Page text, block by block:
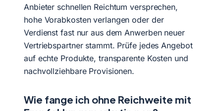
Anbieter schnellen Reichtum versprechen,
hohe Vorabkosten verlangen oder der
Verdienst fast nur aus dem Anwerben neuer
Vertriebspartner stammt. Prüfe jedes Angebot
auf echte Produkte, transparente Kosten und
nachvollziehbare Provisionen.
Wie fange ich ohne Reichweite mit